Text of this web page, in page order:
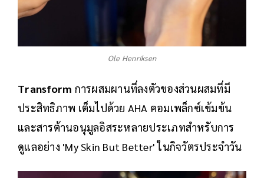
Ole Henriksen
Transform การผสมผานที่ลงตัวของส่วนผสมที่มี
ประสิทธิภาพ เต็มไปด้วย AHA คอมเพล็กซ์เข้มข้น
และสารต้านอนุมูลอิสระหลายประเภทสำหรับการ
ดูแลอย่าง 'My Skin But Better' ในกิจวัตรประจำวัน